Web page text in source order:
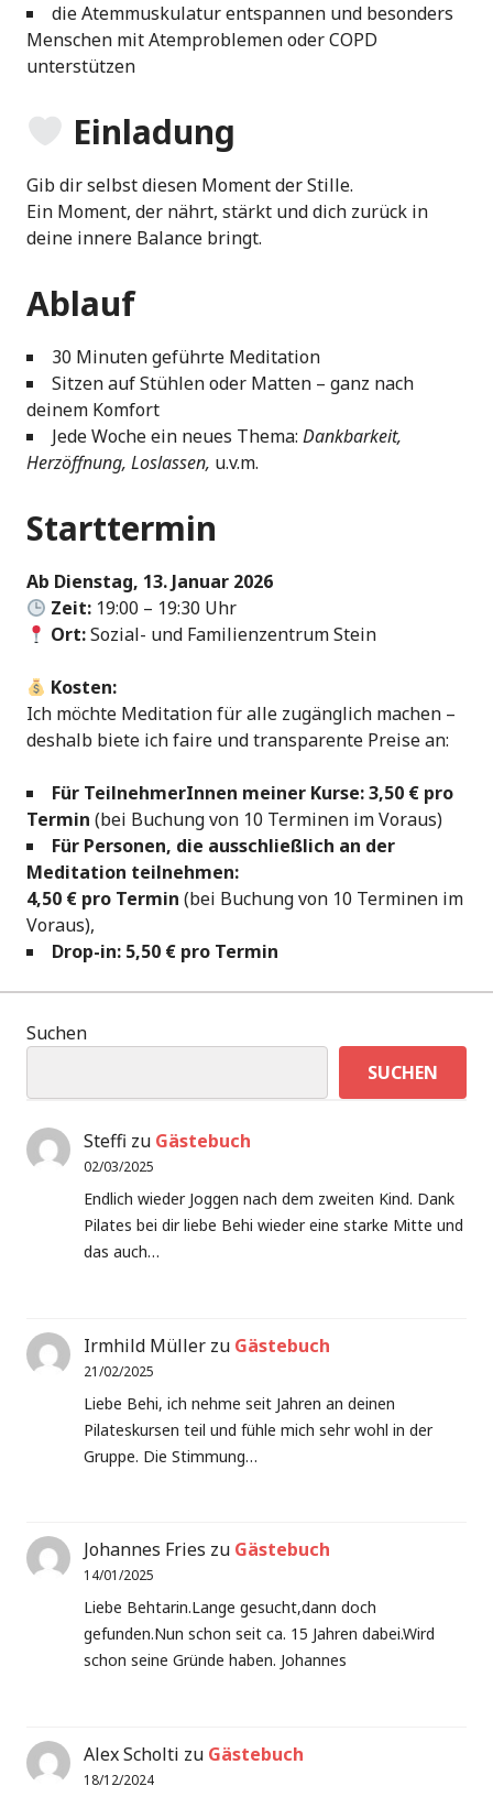
die Atemmuskulatur entspannen und besonders
Menschen mit Atemproblemen oder COPD
unterstützen
Einladung
Gib dir selbst diesen Moment der Stille.
Ein Moment, der nährt, stärkt und dich zurück in
deine innere Balance bringt.
Ablauf
30 Minuten geführte Meditation
Sitzen auf Stühlen oder Matten – ganz nach
deinem Komfort
Jede Woche ein neues Thema: Dankbarkeit,
Herzöffnung, Loslassen, u.v.m.
Starttermin
Ab Dienstag, 13. Januar 2026
Zeit: 19:00 – 19:30 Uhr
Ort:Sozial- und Familienzentrum Stein
Kosten:
Ich möchte Meditation für alle zugänglich machen –
deshalb biete ich faire und transparente Preise an:
Für TeilnehmerInnen meiner Kurse:3,50 € pro
Termin (bei Buchung von 10 Terminen im Voraus)
Für Personen, die ausschließlich an der
Meditation teilnehmen:
4,50 € pro Termin (bei Buchung von 10 Terminen im
Voraus),
Drop-in: 5,50 € pro Termin
Suchen
SUCHEN
Steffi zu Gästebuch
02/03/2025
Endlich wieder Joggen nach dem zweiten Kind. Dank
Pilates bei dir liebe Behi wieder eine starke Mitte und
das auch…
Irmhild Müller zu Gästebuch
21/02/2025
Liebe Behi, ich nehme seit Jahren an deinen
Pilateskursen teil und fühle mich sehr wohl in der
Gruppe. Die Stimmung…
Johannes Fries zu Gästebuch
14/01/2025
Liebe Behtarin.Lange gesucht,dann doch
gefunden.Nun schon seit ca. 15 Jahren dabei.Wird
schon seine Gründe haben. Johannes
Alex Scholti zu Gästebuch
18/12/2024